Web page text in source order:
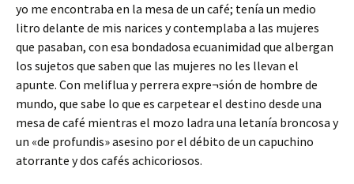
yo me encontraba en la mesa de un café; tenía un medio
litro delante de mis narices y contemplaba a las mujeres
que pasaban, con esa bondadosa ecuanimidad que albergan
los sujetos que saben que las mujeres no les llevan el
apunte. Con meliflua y perrera expre¬sión de hombre de
mundo, que sabe lo que es carpetear el destino desde una
mesa de café mientras el mozo ladra una letanía broncosa y
un «de profundis» asesino por el débito de un capuchino
atorrante y dos cafés achicoriosos.